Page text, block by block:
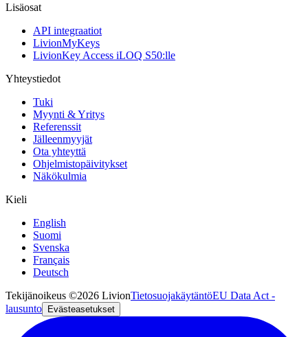
Lisäosat
API integraatiot
LivionMyKeys
LivionKey Access iLOQ S50:lle
Yhteystiedot
Tuki
Myynti & Yritys
Referenssit
Jälleenmyyjät
Ota yhteyttä
Ohjelmistopäivitykset
Näkökulmia
Kieli
English
Suomi
Svenska
Français
Deutsch
Tekijänoikeus ©2026 LivionTietosuojakäytäntöEU Data Act -
lausunto
Evästeasetukset